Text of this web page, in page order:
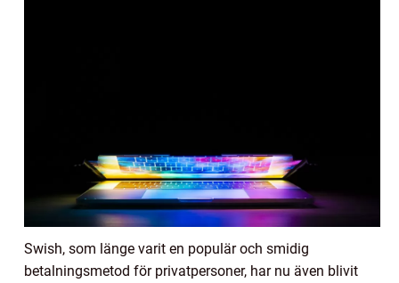
Swish, som länge varit en populär och smidig
betalningsmetod för privatpersoner, har nu även blivit